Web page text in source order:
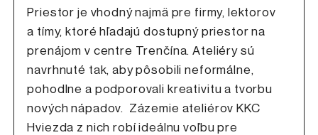
Priestor je vhodný najmä pre firmy, lektorov
a tímy, ktoré hľadajú dostupný priestor na
prenájom v centre Trenčína. Ateliéry sú
navrhnuté tak, aby pôsobili neformálne,
pohodlne a podporovali kreativitu a tvorbu
nových nápadov. Zázemie ateliérov KKC
Hviezda z nich robí ideálnu voľbu pre